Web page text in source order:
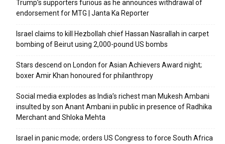
Trump’s supporters furious as he announces withdrawal of
endorsement for MTG | Janta Ka Reporter
Israel claims to kill Hezbollah chief Hassan Nasrallah in carpet
bombing of Beirut using 2,000-pound US bombs
Stars descend on London for Asian Achievers Award night;
boxer Amir Khan honoured for philanthropy
Social media explodes as India’s richest man Mukesh Ambani
insulted by son Anant Ambani in public in presence of Radhika
Merchant and Shloka Mehta
Israel in panic mode; orders US Congress to force South Africa